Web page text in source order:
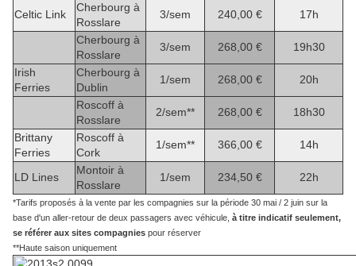
Celtic Link
Cherbourg à
Rosslare
3/sem 240,00 €
17h
Cherbourg à
Rosslare
3/sem 268,00 €
19h30
Irish
Ferries
Cherbourg à
Dublin
1/sem 268,00 €
20h
Roscoff à
Rosslare
2/sem** 268,00 €
18h30
Brittany
Ferries
Roscoff à
Cork
1/sem** 366,00 € 14h
LD Lines
Montoir à
Rosslare
1/sem 234,50 € 22h
*Tarifs proposés à la vente par les compagnies sur la période 30 mai / 2 juin sur la
base d'un aller-retour de deux passagers avec véhicule, à titre indicatif seulement,
se référer aux sites compagnies pour réserver
**Haute saison uniquement